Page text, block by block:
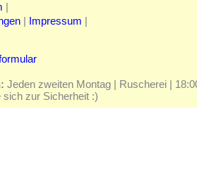
|
| Impressum |
Jeden zweiten Montag | Ruscherei |
sich zur Sicherheit :)